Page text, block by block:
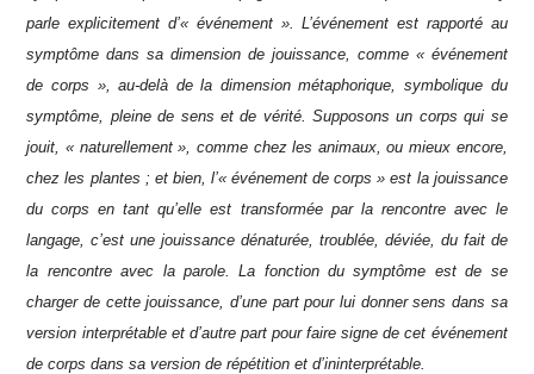
parle explicitement d’« événement ». L’événement est rapporté au
symptôme dans sa dimension de jouissance, comme « événement
de corps », au-delà de la dimension métaphorique, symbolique du
symptôme, pleine de sens et de vérité. Supposons un corps qui se
jouit, « naturellement », comme chez les animaux, ou mieux encore,
chez les plantes ; et bien, l’« événement de corps » est la jouissance
du corps en tant qu’elle est transformée par la rencontre avec le
langage, c’est une jouissance dénaturée, troublée, déviée, du fait de
la rencontre avec la parole. La fonction du symptôme est de se
charger de cette jouissance, d’une part pour lui donner sens dans sa
version interprétable et d’autre part pour faire signe de cet événement
de corps dans sa version de répétition et d’ininterprétable.